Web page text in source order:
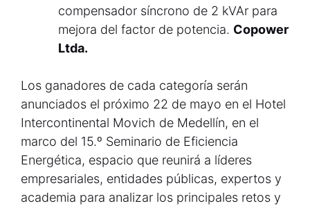
compensador síncrono de 2 kVAr para
mejora del factor de potencia. Copower
Ltda.
Los ganadores de cada categoría serán
anunciados el próximo 22 de mayo en el Hotel
Intercontinental Movich de Medellín, en el
marco del 15.º Seminario de Eficiencia
Energética, espacio que reunirá a líderes
empresariales, entidades públicas, expertos y
academia para analizar los principales retos y